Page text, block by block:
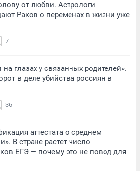
от любви. Астрологи
Раков о переменах в жизни уже
7
глазах у связанных родителей».
в деле убийства россиян в
36
аттестата о среднем
В стране растет число
ЕГЭ — почему это не повод для